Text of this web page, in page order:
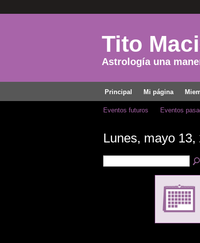
Tito
Astrología una
Principal Mi página
Eventos futuros Eventos
Lunes, mayo 13,